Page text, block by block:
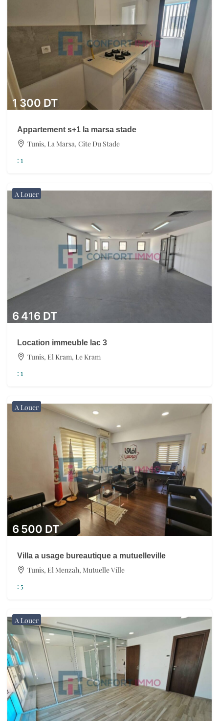
1 300 DT
Appartement s+1 la marsa stade
Tunis, La Marsa, Cite Du Stade
: 1
A Louer
6 416 DT
Location immeuble lac 3
Tunis, El Kram, Le Kram
: 1
A Louer
6 500 DT
Villa a usage bureautique a mutuelleville
Tunis, El Menzah, Mutuelle Ville
: 5
A Louer